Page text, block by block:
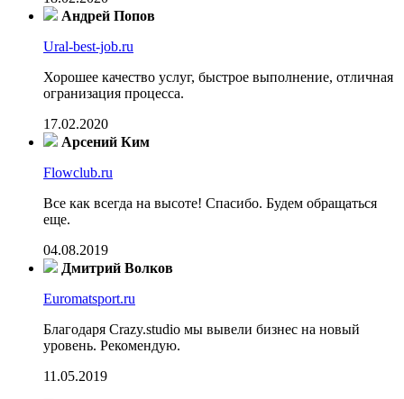
Андрей Попов
Ural-best-job.ru
Хорошее качество услуг, быстрое выполнение, отличная
огранизация процесса.
17.02.2020
Арсений Ким
Flowclub.ru
Все как всегда на высоте! Спасибо. Будем обращаться
еще.
04.08.2019
Дмитрий Волков
Euromatsport.ru
Благодаря Crazy.studio мы вывели бизнес на новый
уровень. Рекомендую.
11.05.2019